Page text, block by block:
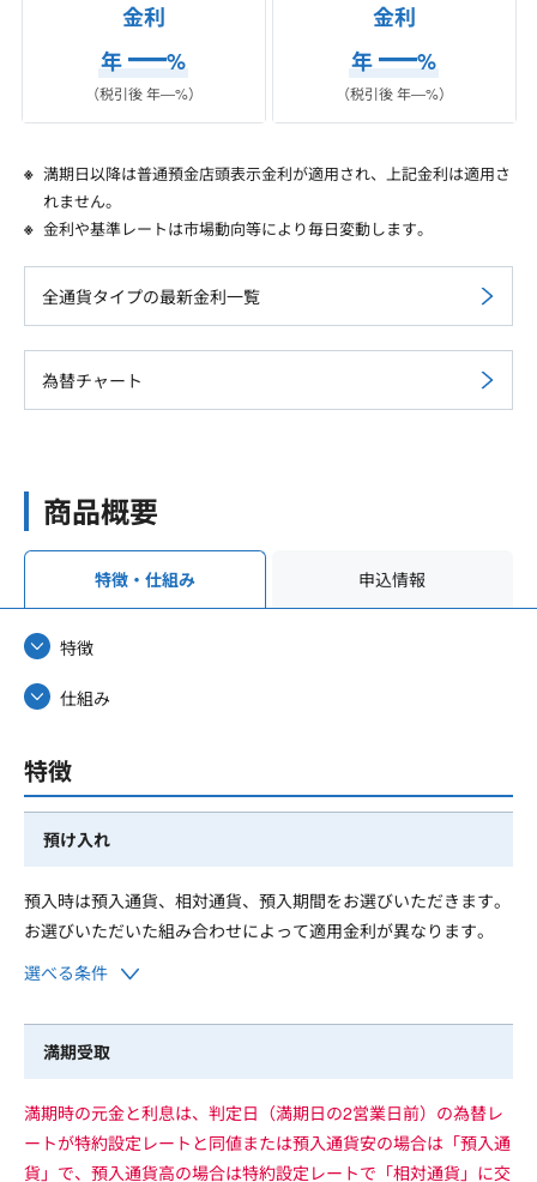
金利
年―%
（税引後 年―%）
金利
年―%
（税引後 年―%）
満期日以降は普通預金店頭表示金利が適用され、上記金利は適用さ
れません。
金利や基準レートは市場動向等により毎日変動します。
全通貨タイプの最新金利一覧
為替チャート
商品概要
特徴・仕組み 申込情報
特徴
仕組み
特徴
預け入れ
預入時は預入通貨、相対通貨、預入期間をお選びいただきます。
お選びいただいた組み合わせによって適用金利が異なります。
選べる条件
満期受取
満期時の元金と利息は、判定日（満期日の2営業日前）の為替レ
ートが特約設定レートと同値または預入通貨安の場合は「預入通
貨」で、預入通貨高の場合は特約設定レートで「相対通貨」に交